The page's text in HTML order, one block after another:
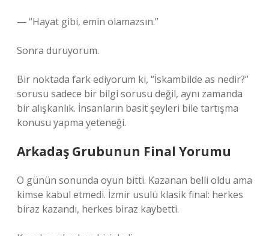
— “Hayat gibi, emin olamazsın.”
Sonra duruyorum.
Bir noktada fark ediyorum ki, “İskambilde as nedir?”
sorusu sadece bir bilgi sorusu değil, aynı zamanda
bir alışkanlık. İnsanların basit şeyleri bile tartışma
konusu yapma yeteneği.
Arkadaş Grubunun Final Yorumu
O günün sonunda oyun bitti. Kazanan belli oldu ama
kimse kabul etmedi. İzmir usulü klasik final: herkes
biraz kazandı, herkes biraz kaybetti.